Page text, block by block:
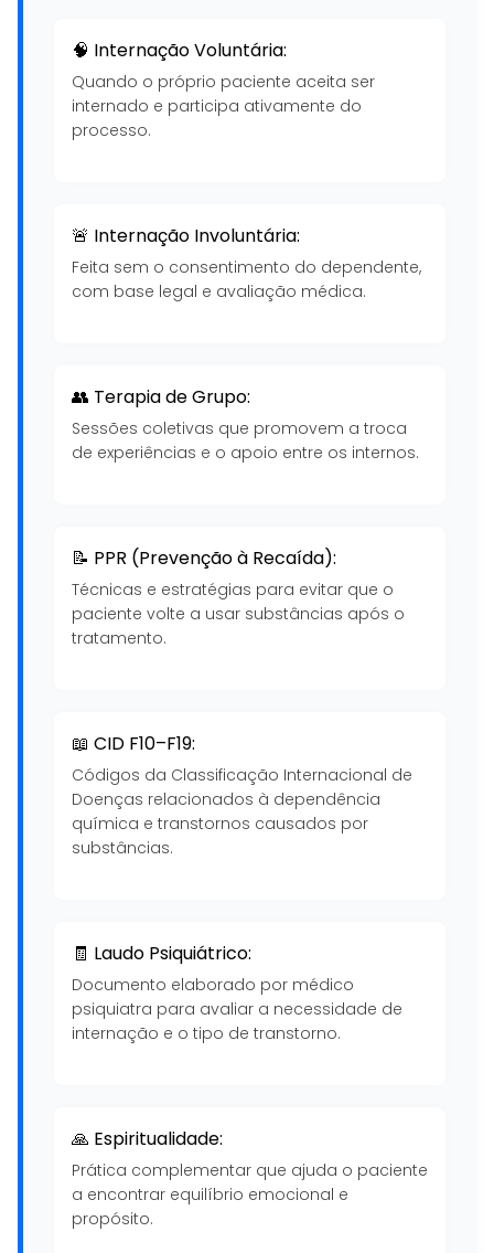
🧠 Internação Voluntária:
Quando o próprio paciente aceita ser
internado e participa ativamente do
processo.
🚨 Internação Involuntária:
Feita sem o consentimento do dependente,
com base legal e avaliação médica.
👥 Terapia de Grupo:
Sessões coletivas que promovem a troca
de experiências e o apoio entre os internos.
📝 PPR (Prevenção à Recaída):
Técnicas e estratégias para evitar que o
paciente volte a usar substâncias após o
tratamento.
📖 CID F10–F19:
Códigos da Classificação Internacional de
Doenças relacionados à dependência
química e transtornos causados por
substâncias.
🧾 Laudo Psiquiátrico:
Documento elaborado por médico
psiquiatra para avaliar a necessidade de
internação e o tipo de transtorno.
🙏 Espiritualidade:
Prática complementar que ajuda o paciente
a encontrar equilíbrio emocional e
propósito.